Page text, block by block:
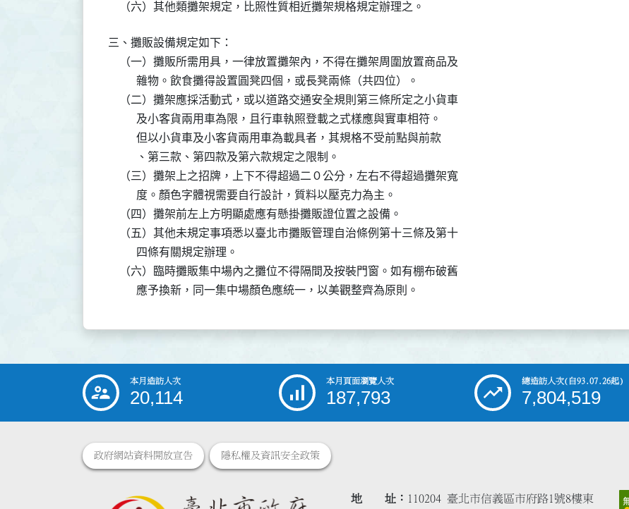
    （六）其他類攤架規定，比照性質相近攤架規格規定辦理之。
三、攤販設備規定如下：
    （一）攤販所需用具，一律放置攤架內，不得在攤架周圍放置商品及
          雜物。飲食攤得設置圓凳四個，或長凳兩條（共四位）。
    （二）攤架應採活動式，或以道路交通安全規則第三條所定之小貨車
          及小客貨兩用車為限，且行車執照登載之式樣應與實車相符。
          但以小貨車及小客貨兩用車為載具者，其規格不受前點與前款
          、第三款、第四款及第六款規定之限制。
    （三）攤架上之招牌，上下不得超過二０公分，左右不得超過攤架寬
          度。顏色字體視需要自行設計，質料以壓克力為主。
    （四）攤架前左上方明顯處應有懸掛攤販證位置之設備。
    （五）其他未規定事項悉以臺北市攤販管理自治條例第十三條及第十
          四條有關規定辦理。
    （六）臨時攤販集中場內之攤位不得隔間及按裝門窗。如有棚布破舊
          應予換新，同一集中場顏色應統一，以美觀整齊為原則。
::: 本月造訪人次
20,114
本月頁面瀏覽人次
187,793
總造訪人次(自93.07.26起)
7,804,519
政府網站資料開放宣告 隱私權及資訊安全政策
地 址 110204 臺北市信義區市府路1號8樓東